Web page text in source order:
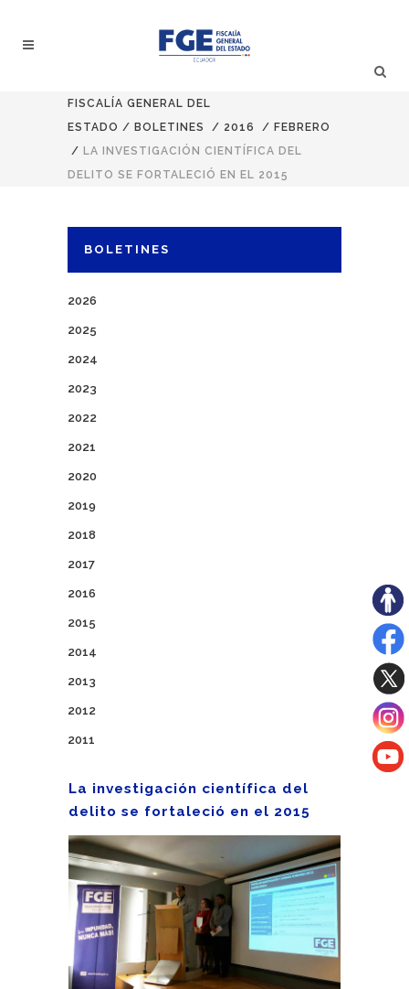
FISCALÍA GENERAL DEL
ESTADO / BOLETINES / 2016 / FEBRERO
/ LA INVESTIGACIÓN CIENTÍFICA DEL
DELITO SE FORTALECIÓ EN EL 2015
BOLETINES
2026
2025
2024
2023
2022
2021
2020
2019
2018
2017
2016
2015
2014
2013
2012
2011
La investigación científica del
delito se fortaleció en el 2015